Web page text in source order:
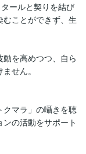
ールと契りを結び
ことができず、生
を高めつつ、自ら
せん。
マラ」の囁きを聴
の活動をサポート